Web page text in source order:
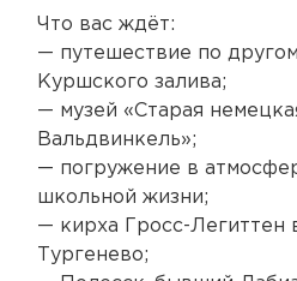
Что вас ждёт:
— путешествие по
Куршского залива;
— музей «Старая
Вальдвинкель»;
— погружение в
школьной жизни;
— кирха Гросс-Легиттен
Тургенево;